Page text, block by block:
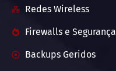
Redes Wireless
Firewalls e Segurança
Backups Geridos